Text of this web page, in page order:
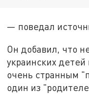
— поведал
Он добавил, что
украинских
очень странным
один из